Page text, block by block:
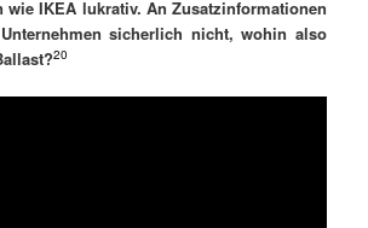
wie IKEA lukrativ. An Zusatzinformationen
sicherlich nicht, wohin also
20